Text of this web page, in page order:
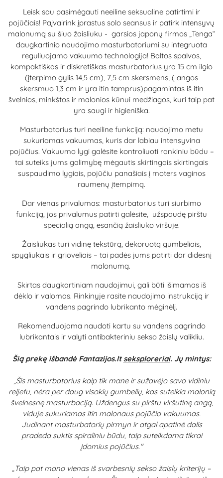
Leisk sau pasimėgauti neeiline seksualine patirtimi ir
pojūčiais! Paįvairink įprastus solo seansus ir patirk intensyvų
malonumą su šiuo žaisliuku - garsios japonų firmos „Tenga“
daugkartinio naudojimo masturbatoriumi su integruota
reguliuojamo vakuumo technologija! Baltos spalvos,
kompaktiškas ir diskretiškas masturbatorius yra 15 cm ilgio
(įterpimo gylis 14,5 cm), 7,5 cm skersmens, ( angos
skersmuo 1,3 cm ir yra itin tamprus)pagamintas iš itin
švelnios, minkštos ir malonios kūnui medžiagos, kuri taip pat
yra saugi ir higieniška.
Masturbatorius turi neeiline funkciją: naudojimo metu
sukuriamas vakuumas, kuris dar labiau intensyvina
pojūčius. Vakuumo lygi galėsite kontroliuoti rankiniu būdu –
tai suteiks jums galimybę mėgautis skirtingais skirtingais
suspaudimo lygiais, pojūčiu panašiais į moters vaginos
raumenų įtempimą.
Dar vienas privalumas: masturbatorius turi siurbimo
funkciją, jos privalumus patirti galėsite, užspaudę pirštu
specialią angą, esančią žaisliuko viršuje.
Žaisliukas turi vidinę tekstūrą, dekoruotą gumbeliais,
spygliukais ir grioveliais – tai padės jums patirti dar didesnį
malonumą.
Skirtas daugkartiniam naudojimui, gali būti išimamas iš
dėklo ir valomas. Rinkinyje rasite naudojimo instrukciją ir
vandens pagrindo lubrikanto mėginėlį.
Rekomenduojama naudoti kartu su vandens pagrindo
lubrikantais ir valyti antibakteriniu sekso žaislų valikliu.
Šią prekę išbandė Fantazijos.ltseksploreriai. Jų mintys:
„Šis masturbatorius kaip tik mane ir sužavėjo savo vidiniu
reljefu, nėra per daug visokių gumbelių, kas suteikia malonią
švelnesnę masturbaciją. Uždengus su pirštu viršutinę angą,
viduje sukuriamas itin malonaus pojūčio vakuumas.
Judinant masturbatorių pirmyn ir atgal apatinė dalis
pradeda suktis spiraliniu būdu, taip suteikdama tikrai
įdomius pojūčius."
„Taip pat mano vienas iš svarbesnių sekso žaislų kriterijų –